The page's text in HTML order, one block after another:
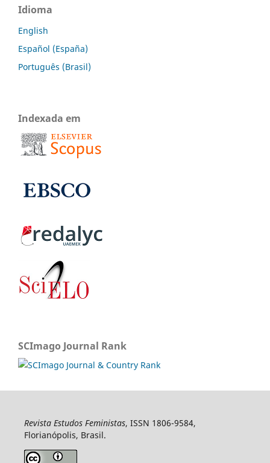
Idioma
English
Español (España)
Português (Brasil)
Indexada em
SCImago Journal Rank
Revista Estudos Feministas, ISSN 1806-9584,
Florianópolis, Brasil.